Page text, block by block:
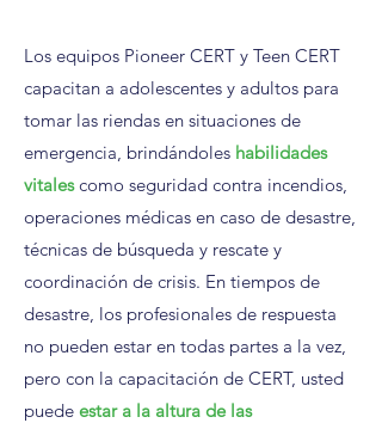
Los equipos Pioneer CERT y Teen CERT
capacitan a adolescentes y adultos para
tomar las riendas en situaciones de
emergencia, brindándoles habilidades
vitales como seguridad contra incendios,
operaciones médicas en caso de desastre,
técnicas de búsqueda y rescate y
coordinación de crisis. En tiempos de
desastre, los profesionales de respuesta
no pueden estar en todas partes a la vez,
pero con la capacitación de CERT, usted
puede estar a la altura de las